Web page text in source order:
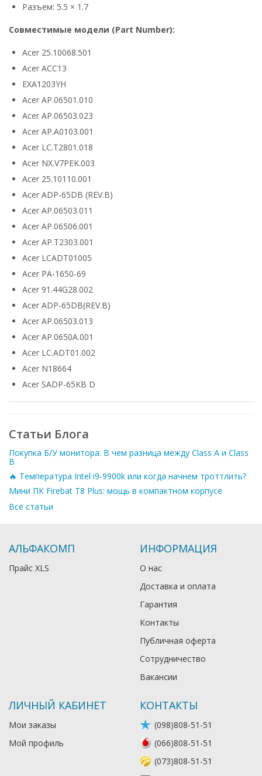
Разъем: 5.5 × 1.7
Совместимые модели (Part Number):
Acer 25.10068.501
Acer ACC13
EXA1203YH
Acer AP.06501.010
Acer AP.06503.023
Acer AP.A0103.001
Acer LC.T2801.018
Acer NX.V7PEK.003
Acer 25.10110.001
Acer ADP-65DB (REV.B)
Acer AP.06503.011
Acer AP.06506.001
Acer AP.T2303.001
Acer LCADT01005
Acer PA-1650-69
Acer 91.44G28.002
Acer ADP-65DB(REV.B)
Acer AP.06503.013
Acer AP.0650A.001
Acer LC.ADT01.002
Acer N18664
Acer SADP-65KB D
Статьи Блога
Покупка Б/У монитора: В чем разница между Class A и Class
B
🔥 Температура Intel i9-9900k или когда начнем троттлить?
Мини ПК Firebat T8 Plus: мощь в компактном корпусе
Все статьи
АЛЬФАКОМП
Прайс XLS
ИНФОРМАЦИЯ
О нас
Доставка и оплата
Гарантия
Контакты
Публичная оферта
Сотрудничество
Вакансии
ЛИЧНЫЙ КАБИНЕТ
Мои заказы
Мой профиль
КОНТАКТЫ
(098)808-51-51
(066)808-51-51
(073)808-51-51